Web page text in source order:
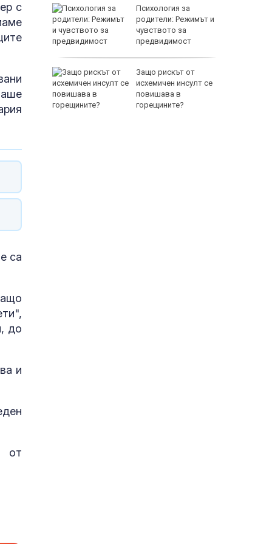
с
са
до
и
от
се
за
Психология за
родители: Режимът и
чувството за
предвидимост
Защо рискът от
исхемичен инсулт се
повишава в
горещините?